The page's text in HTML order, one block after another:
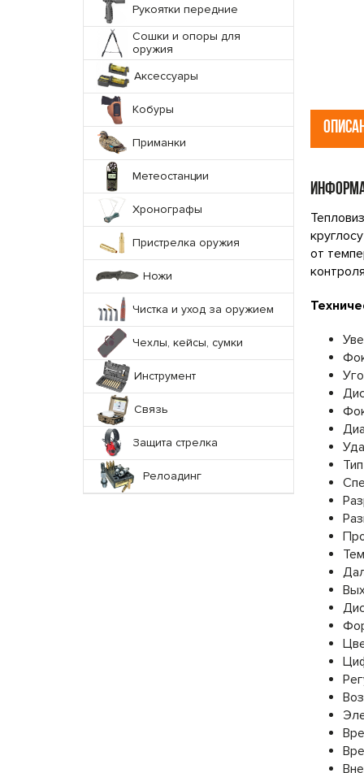
Рукоятки передние
Сошки и опоры для
оружия
Аксессуары
Кобуры
Приманки
Метеостанции
Хронографы
Пристрелка оружия
Ножи
Чистка и уход за оружием
Чехлы, кейсы, сумки
Инструмент
Связь
Защита стрелка
Релоадинг
от